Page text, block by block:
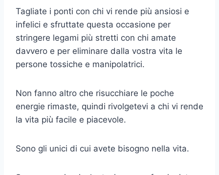
Tagliate i ponti con chi vi rende più ansiosi e
infelici e sfruttate questa occasione per
stringere legami più stretti con chi amate
davvero e per eliminare dalla vostra vita le
persone tossiche e manipolatrici.
Non fanno altro che risucchiare le poche
energie rimaste, quindi rivolgetevi a chi vi rende
la vita più facile e piacevole.
Sono gli unici di cui avete bisogno nella vita.